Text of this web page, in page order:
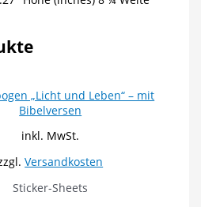
inkl. MwSt.
Versandkosten
Sticker-Sheets